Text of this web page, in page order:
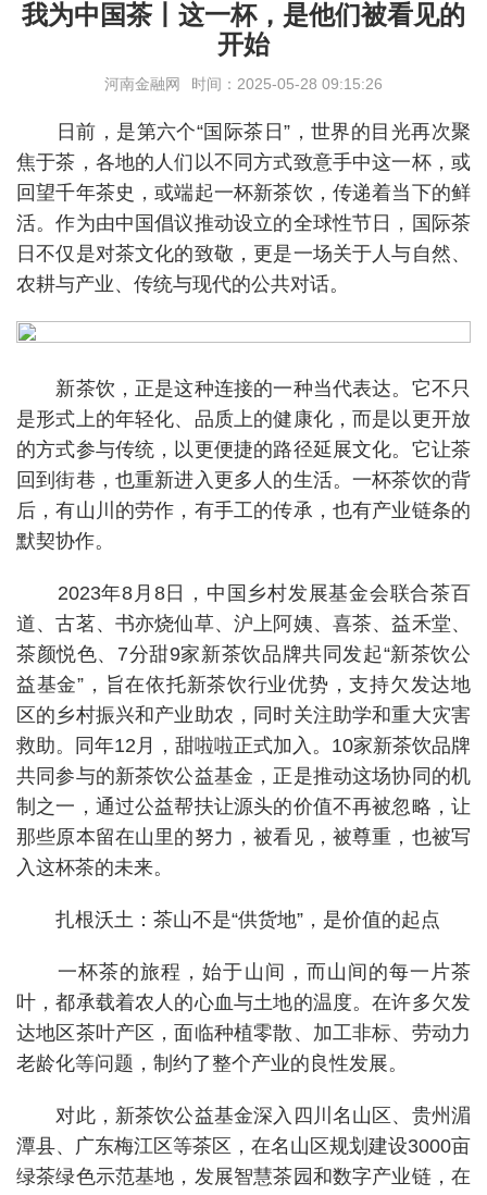
我为中国茶丨这一杯，是他们被看见的
开始
河南金融网 时间：2025-05-28 09:15:26
日前，是第六个“国际茶日”，世界的目光再次聚
焦于茶，各地的人们以不同方式致意手中这一杯，或
回望千年茶史，或端起一杯新茶饮，传递着当下的鲜
活。作为由中国倡议推动设立的全球性节日，国际茶
日不仅是对茶文化的致敬，更是一场关于人与自然、
农耕与产业、传统与现代的公共对话。
新茶饮，正是这种连接的一种当代表达。它不只
是形式上的年轻化、品质上的健康化，而是以更开放
的方式参与传统，以更便捷的路径延展文化。它让茶
回到街巷，也重新进入更多人的生活。一杯茶饮的背
后，有山川的劳作，有手工的传承，也有产业链条的
默契协作。
2023年8月8日，中国乡村发展基金会联合茶百
道、古茗、书亦烧仙草、沪上阿姨、喜茶、益禾堂、
茶颜悦色、7分甜9家新茶饮品牌共同发起“新茶饮公
益基金”，旨在依托新茶饮行业优势，支持欠发达地
区的乡村振兴和产业助农，同时关注助学和重大灾害
救助。同年12月，甜啦啦正式加入。10家新茶饮品牌
共同参与的新茶饮公益基金，正是推动这场协同的机
制之一，通过公益帮扶让源头的价值不再被忽略，让
那些原本留在山里的努力，被看见，被尊重，也被写
入这杯茶的未来。
扎根沃土：茶山不是“供货地”，是价值的起点
一杯茶的旅程，始于山间，而山间的每一片茶
叶，都承载着农人的心血与土地的温度。在许多欠发
达地区茶叶产区，面临种植零散、加工非标、劳动力
老龄化等问题，制约了整个产业的良性发展。
对此，新茶饮公益基金深入四川名山区、贵州湄
潭县、广东梅江区等茶区，在名山区规划建设3000亩
绿茶绿色示范基地，发展智慧茶园和数字产业链，在